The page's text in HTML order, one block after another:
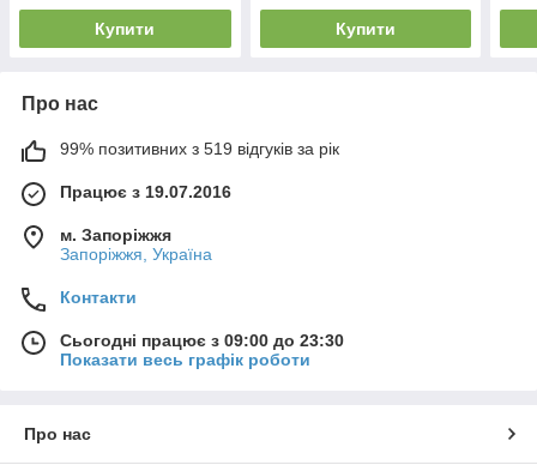
Купити Купити
Про нас
99% позитивних з 519 відгуків за рік
Працює з 19.07.2016
м. Запоріжжя
Запоріжжя, Україна
Контакти
Сьогодні працює з 09:00 до 23:30
Показати весь графік роботи
Про нас